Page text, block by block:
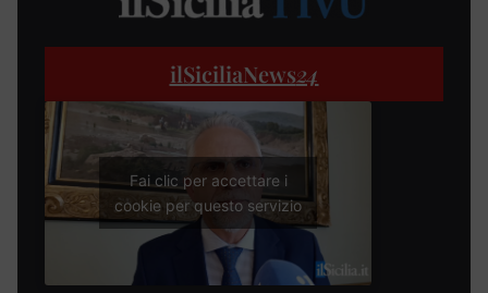
ilSiciliaNews24
Fai clic per accettare i
cookie per questo servizio